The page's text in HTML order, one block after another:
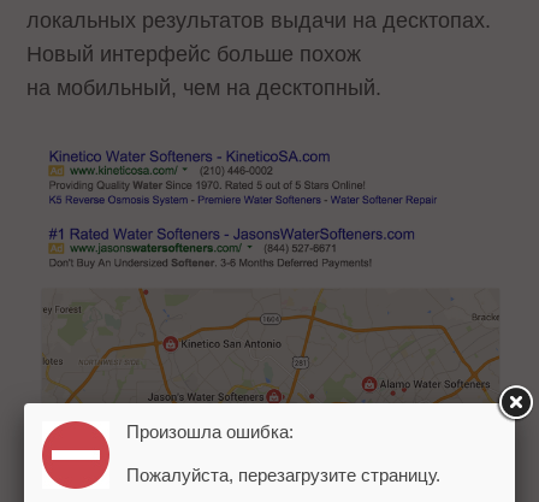
локальных результатов выдачи на десктопах.
Новый интерфейс больше похож
на мобильный, чем на десктопный.
Произошла ошибка:
Пожалуйста, перезагрузите страницу.